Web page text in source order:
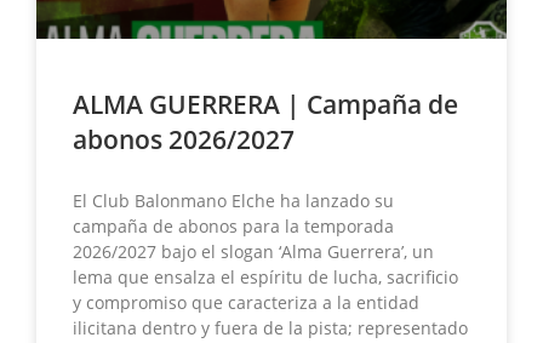
ALMA GUERRERA | Campaña de
abonos 2026/2027
El Club Balonmano Elche ha lanzado su
campaña de abonos para la temporada
2026/2027 bajo el slogan ‘Alma Guerrera’, un
lema que ensalza el espíritu de lucha, sacrificio
y compromiso que caracteriza a la entidad
ilicitana dentro y fuera de la pista; representado